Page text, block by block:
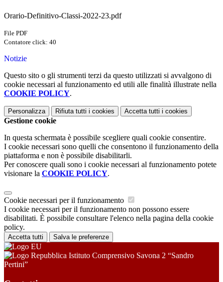
Orario-Definitivo-Classi-2022-23.pdf
File PDF
Contatore click: 40
Notizie
Questo sito o gli strumenti terzi da questo utilizzati si avvalgono di
cookie necessari al funzionamento ed utili alle finalità illustrate nella
COOKIE POLICY.
Personalizza Rifiuta tutti i cookies Accetta tutti i cookies
Gestione cookie
In questa schermata è possibile scegliere quali cookie consentire.
I cookie necessari sono quelli che consentono il funzionamento della
piattaforma e non è possibile disabilitarli.
Per conoscere quali sono i cookie necessari al funzionamento potete
visionare la COOKIE POLICY.
Cookie necessari per il funzionamento
I cookie necessari per il funzionamento non possono essere
disabilitati. È possibile consultare l'elenco nella pagina della cookie
policy.
Accetta tutti Salva le preferenze
Istituto Comprensivo Savona 2 “Sandro
Pertini”